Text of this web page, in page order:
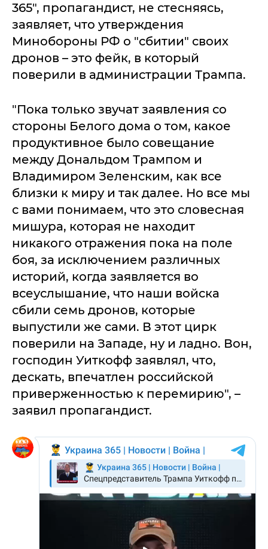
365", пропагандист, не стесняясь,
заявляет, что утверждения
Минобороны РФ о "сбитии" своих
дронов – это фейк, в который
поверили в администрации Трампа.
"Пока только звучат заявления со
стороны Белого дома о том, какое
продуктивное было совещание
между Дональдом Трампом и
Владимиром Зеленским, как все
близки к миру и так далее. Но все мы
с вами понимаем, что это словесная
мишура, которая не находит
никакого отражения пока на поле
боя, за исключением различных
историй, когда заявляется во
всеуслышание, что наши войска
сбили семь дронов, которые
выпустили же сами. В этот цирк
поверили на Западе, ну и ладно. Вон,
господин Уиткофф заявлял, что,
дескать, впечатлен российской
приверженностью к перемирию", –
заявил пропагандист.